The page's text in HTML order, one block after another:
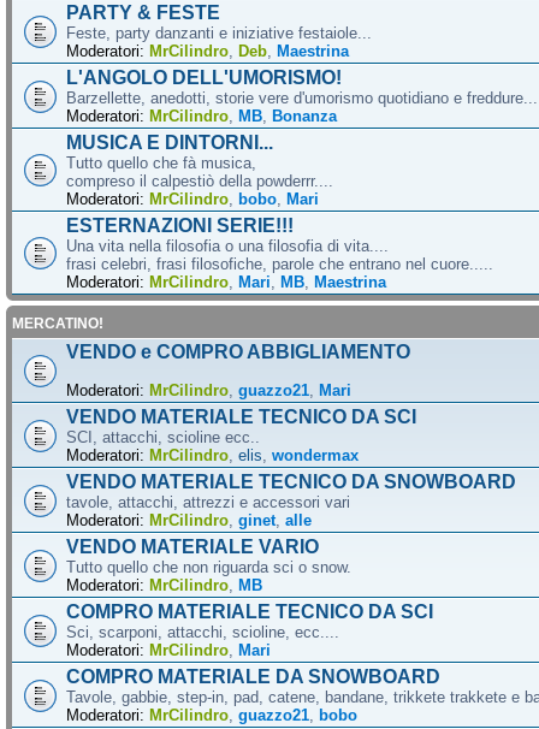
PARTY & FESTE
Feste, party danzanti e iniziative festaiole...
Moderatori: MrCilindro Deb Maestrina
L'ANGOLO DELL'UMORISMO!
Barzellette, anedotti, storie vere d'umorismo quotidiano e
Moderatori: MrCilindro MB Bonanza
MUSICA E DINTORNI...
Tutto quello che fà musica,
compreso il calpestiò della powderrr....
Moderatori: MrCilindro bobo Mari
ESTERNAZIONI SERIE!!!
Una vita nella filosofia o una filosofia di vita....
frasi celebri, frasi filosofiche, parole che entrano nel cuore.....
Moderatori: MrCilindro Mari MB Maestrina
MERCATINO!
VENDO e COMPRO ABBIGLIAMENTO
Moderatori: MrCilindro guazzo21 Mari
VENDO MATERIALE TECNICO DA SCI
SCI, attacchi, scioline ecc..
Moderatori: MrCilindro elis wondermax
VENDO MATERIALE TECNICO DA SNOWBOARD
tavole, attacchi, attrezzi e accessori vari
Moderatori: MrCilindro ginet alle
VENDO MATERIALE VARIO
Tutto quello che non riguarda sci o snow.
Moderatori: MrCilindro MB
COMPRO MATERIALE TECNICO DA SCI
Sci, scarponi, attacchi, scioline, ecc....
Moderatori: MrCilindro Mari
COMPRO MATERIALE DA SNOWBOARD
Tavole, gabbie, step-in, pad, catene, bandane, trikkete trakkete e
Moderatori: MrCilindro guazzo21 bobo